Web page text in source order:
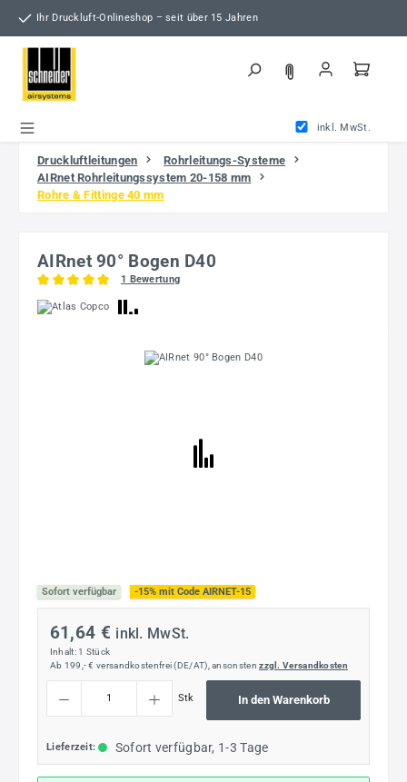
Zum Hauptinhalt springen
Ihr Druckluft-Onlineshop – seit über 15 Jahren
inkl. MwSt.
Druckluftleitungen
Rohrleitungs-Systeme
AIRnet Rohrleitungssystem 20-158 mm
Rohre & Fittinge 40 mm
AIRnet 90° Bogen D40
Durchschnittliche Bewertung von 5 von 5 Sternen
1 Bewertung
Bildergalerie überspringen
Sofort verfügbar -15% mit Code AIRNET-15
61,64 € inkl. MwSt.
Inhalt: 1 Stück
Ab 199,- € versandkostenfrei (DE/AT), ansonstenzzgl. Versandkosten
Stk In den Warenkorb
Lieferzeit: Sofort verfügbar, 1-3 Tage